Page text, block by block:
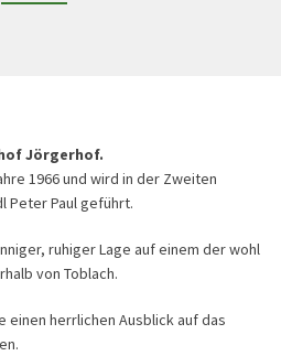
Jörgerhof.
1966 und wird in der Zweiten
Peter Paul geführt.
ruhiger Lage auf einem der wohl
von Toblach.
einen herrlichen Ausblick auf das